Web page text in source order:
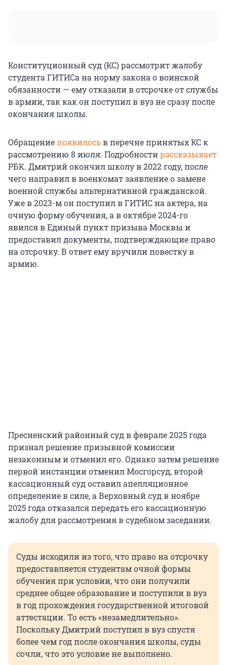
Конституционный суд (КС) рассмотрит жалобу
студента ГИТИСа на норму закона о воинской
обязанности — ему отказали в отсрочке от службы
в армии, так как он поступил в вуз не сразу после
окончания школы.
Обращениепоявилосьв перечне принятых КС к
рассмотрению 8 июля. Подробностирассказывает
РБК. Дмитрий окончил школу в 2022 году, после
чего направил в военкомат заявление о замене
военной службы альтернативной гражданской.
Уже в 2023-м он поступил в ГИТИС на актера, на
очную форму обучения, а в октябре 2024-го
явился в Единый пункт призыва Москвы и
предоставил документы, подтверждающие право
на отсрочку. В ответ ему вручили повестку в
армию.
Пресненский районный суд в феврале 2025 года
признал решение призывной комиссии
незаконным и отменил его. Однако затем решение
первой инстанции отменил Мосгорсуд, второй
кассационный суд оставил апелляционное
определение в силе, а Верховный суд в ноябре
2025 года отказался передать его кассационную
жалобу для рассмотрения в судебном заседании.
Суды исходили из того, что право на отсрочку
предоставляется студентам очной формы
обучения при условии, что они получили
среднее общее образование и поступили в вуз
в год прохождения государственной итоговой
аттестации. То есть «незамедлительно».
Поскольку Дмитрий поступил в вуз спустя
более чем год после окончания школы, суды
сочли, что это условие не выполнено.